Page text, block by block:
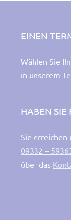
EINEN
Wählen Sie
in unserem
HABEN SIE
Sie erreichen
09332 –
über das